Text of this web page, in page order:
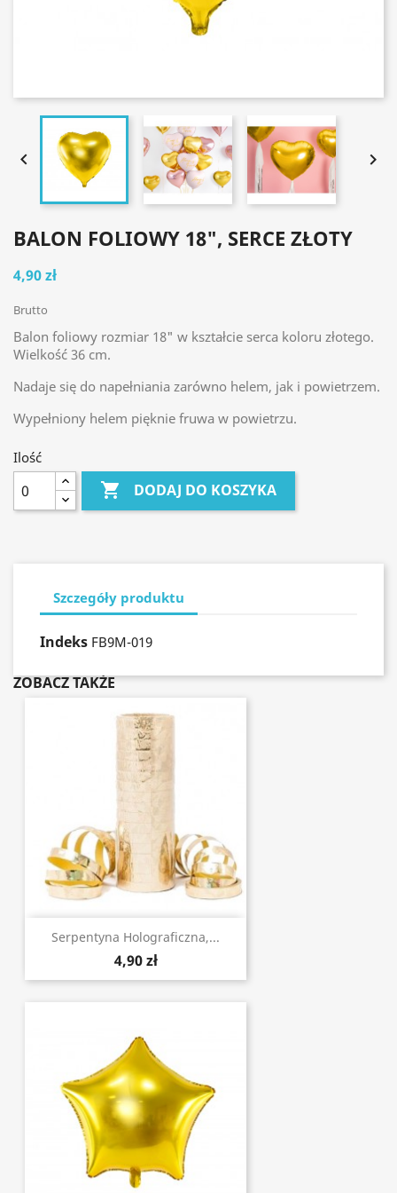
 
BALON FOLIOWY 18", SERCE ZŁOTY
4,90 zł
Brutto
Balon foliowy rozmiar 18" w kształcie serca koloru złotego.
Wielkość 36 cm.
Nadaje się do napełniania zarówno helem, jak i powietrzem.
Wypełniony helem pięknie fruwa w powietrzu.
Ilość
 DODAJ DO KOSZYKA
Szczegóły produktu
Indeks FB9M-019
ZOBACZ TAKŻE
Serpentyna Holograficzna,...
4,90 zł